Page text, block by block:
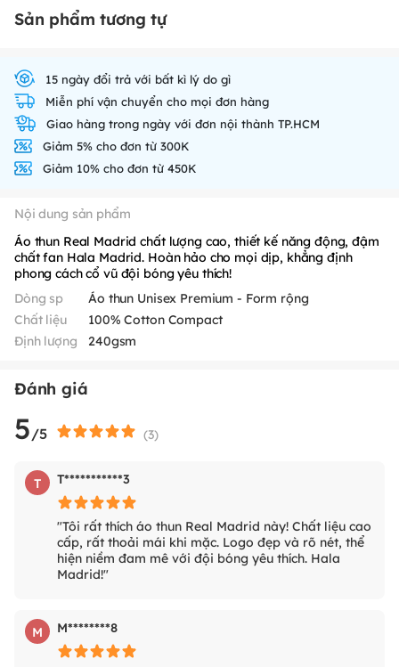
Sản phẩm tương tự
15 ngày đổi trả với bất kì lý do gì
Miễn phí vận chuyển cho mọi đơn hàng
Giao hàng trong ngày với đơn nội thành TP.HCM
Giảm 5% cho đơn từ 300K
Giảm 10% cho đơn từ 450K
Nội dung sản phẩm
Áo thun Real Madrid chất lượng cao, thiết kế năng động, đậm
chất fan Hala Madrid. Hoàn hảo cho mọi dịp, khẳng định
phong cách cổ vũ đội bóng yêu thích!
Dòng sp
Áo thun Unisex Premium - Form rộng
Chất liệu
100% Cotton Compact
Định lượng
240gsm
Đánh giá
5/5 (3)
T T***********3
"Tôi rất thích áo thun Real Madrid này! Chất liệu cao
cấp, rất thoải mái khi mặc. Logo đẹp và rõ nét, thể
hiện niềm đam mê với đội bóng yêu thích. Hala
Madrid!"
M M********8